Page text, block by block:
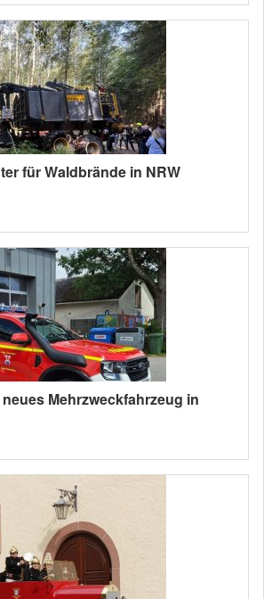
für Waldbrände in NRW
Mehrzweckfahrzeug in